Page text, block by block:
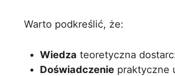
Warto podkreślić, że:
Wiedza teoretyczna
Doświadczenie praktyczne